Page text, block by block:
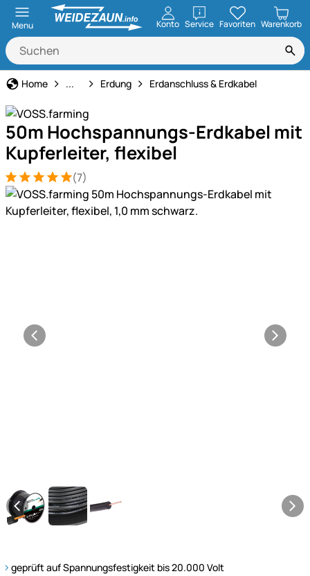
Menu Konto ServiceöffnenFavoriten Warenkorb
Home Weidezaun
... Erdung Erdanschluss & Erdkabel
50m Hochspannungs-Erdkabel mit
Kupferleiter, flexibel
Bewertung: 5 von 5 (7 Bewertungen)
7 Bewertungen(7)
Produktgalerie
geprüft auf Spannungsfestigkeit bis 20.000 Volt